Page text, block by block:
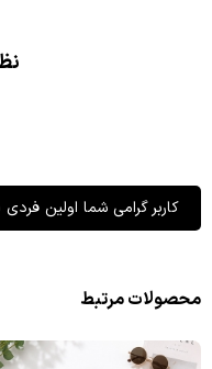
کاربر گرامی شما اولین
محصولات مرتبط